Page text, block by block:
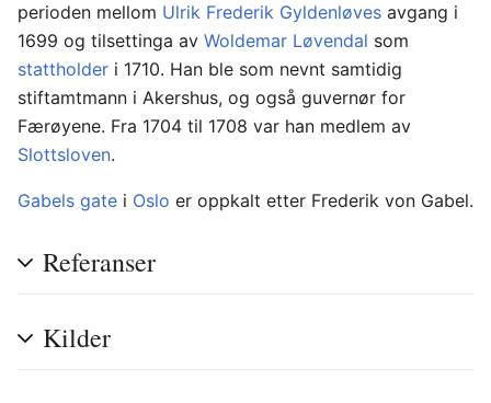
perioden mellom Ulrik Frederik Gyldenløves avgang i
1699 og tilsettinga av Woldemar Løvendal som
stattholder i 1710. Han ble som nevnt samtidig
stiftamtmann i Akershus, og også guvernør for
Færøyene. Fra 1704 til 1708 var han medlem av
Slottsloven.
Gabels gate i Oslo er oppkalt etter Frederik von Gabel.
Referanser
Kilder